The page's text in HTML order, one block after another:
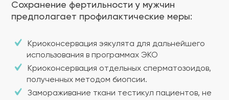
Сохранение фертильности у мужчин
предполагает профилактические меры:
Криоконсервация эякулята для дальнейшего
использования в программах ЭКО
Криоконсервация отдельных сперматозоидов,
полученных методом биопсии.
Замораживание ткани тестикул пациентов, не